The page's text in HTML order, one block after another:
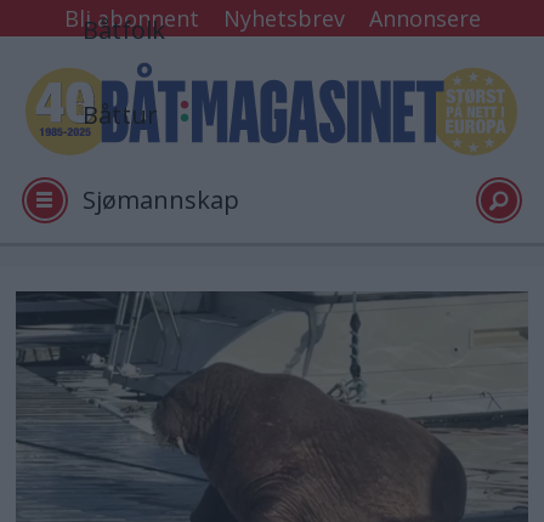
Bli abonnent Nyhetsbrev Annonsere
Båtfolk
Båttur
Sjømannskap
Tester
Arkiv
Video